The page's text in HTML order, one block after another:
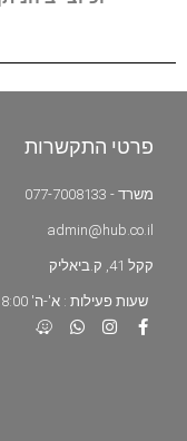
פרטי התקשרות
משרד - 077-7008133
admin@hub.co.il
קקל 41, ק.ביאליק
שעות פעילות : א'-ה' 8:00 - 19:00